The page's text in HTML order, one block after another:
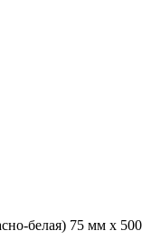
белая) 75 мм х 500